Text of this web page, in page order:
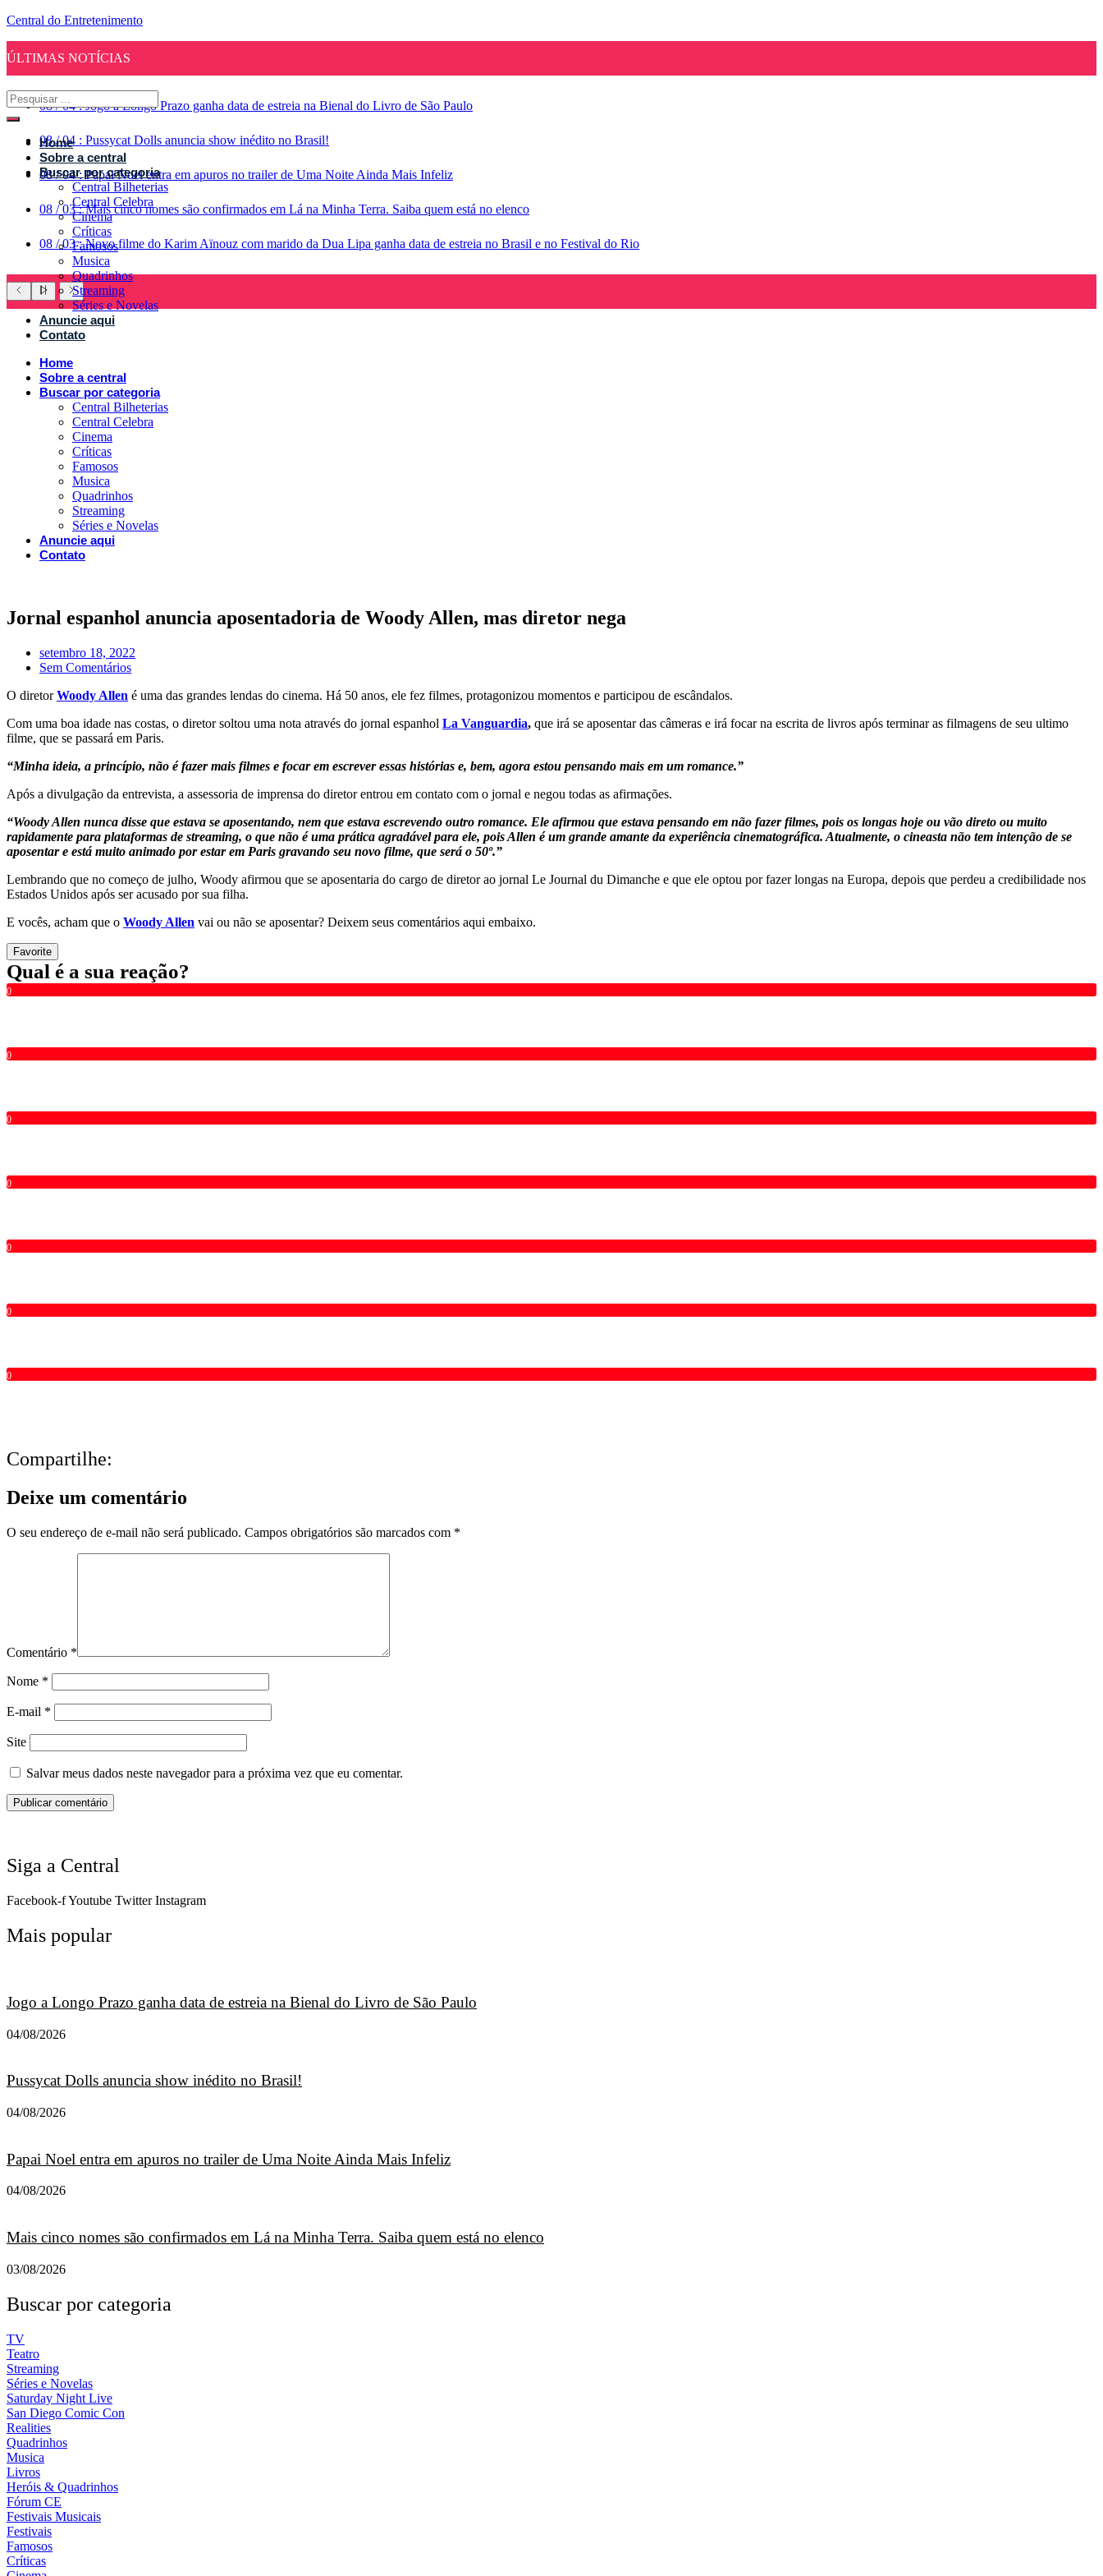
Central do Entretenimento
ÚLTIMAS NOTÍCIAS
08 / 04 : Jogo a Longo Prazo ganha data de estreia na Bienal do Livro de São Paulo
08 / 04 : Pussycat Dolls anuncia show inédito no Brasil!
08 / 04 : Papai Noel entra em apuros no trailer de Uma Noite Ainda Mais Infeliz
08 / 03 : Mais cinco nomes são confirmados em Lá na Minha Terra. Saiba quem está no elenco
08 / 03 : Novo filme do Karim Aïnouz com marido da Dua Lipa ganha data de estreia no Brasil e no Festival do Rio
Home
Sobre a central
Buscar por categoria
Central Bilheterias
Central Celebra
Cinema
Críticas
Famosos
Musica
Quadrinhos
Streaming
Séries e Novelas
Anuncie aqui
Contato
Home
Sobre a central
Buscar por categoria
Central Bilheterias
Central Celebra
Cinema
Críticas
Famosos
Musica
Quadrinhos
Streaming
Séries e Novelas
Anuncie aqui
Contato
Jornal espanhol anuncia aposentadoria de Woody Allen, mas diretor nega
setembro 18, 2022
Sem Comentários
O diretorWoody Allen é uma das grandes lendas do cinema. Há 50 anos, ele fez filmes, protagonizou momentos e participou de escândalos.
Com uma boa idade nas costas, o diretor soltou uma nota através do jornal espanhol La Vanguardia, que irá se aposentar das câmeras e irá focar na escrita de livros após terminar as filmagens de seu ultimo
filme, que se passará em Paris.
“Minha ideia, a princípio, não é fazer mais filmes e focar em escrever essas histórias e, bem, agora estou pensando mais em um romance.”
Após a divulgação da entrevista, a assessoria de imprensa do diretor entrou em contato com o jornal e negou todas as afirmações.
“Woody Allen nunca disse que estava se aposentando, nem que estava escrevendo outro romance. Ele afirmou que estava pensando em não fazer filmes, pois os longas hoje ou vão direto ou muito
rapidamente para plataformas de streaming, o que não é uma prática agradável para ele, pois Allen é um grande amante da experiência cinematográfica. Atualmente, o cineasta não tem intenção de se
aposentar e está muito animado por estar em Paris gravando seu novo filme, que será o 50º.”
Lembrando que no começo de julho, Woody afirmou que se aposentaria do cargo de diretor ao jornal Le Journal du Dimanche e que ele optou por fazer longas na Europa, depois que perdeu a credibilidade nos
Estados Unidos após ser acusado por sua filha.
E vocês, acham que o Woody Allen vai ou não se aposentar? Deixem seus comentários aqui embaixo.
Favorite
Qual é a sua reação?
0
0
0
0
0
0
0
Compartilhe:
Deixe um comentário
O seu endereço de e-mail não será publicado. Campos obrigatórios são marcados com *
Comentário *
Nome *
E-mail *
Site
Salvar meus dados neste navegador para a próxima vez que eu comentar.
Siga a Central
Facebook-fYoutube Twitter Instagram
Mais popular
Jogo a Longo Prazo ganha data de estreia na Bienal do Livro de São Paulo
04/08/2026
Pussycat Dolls anuncia show inédito no Brasil!
04/08/2026
Papai Noel entra em apuros no trailer de Uma Noite Ainda Mais Infeliz
04/08/2026
Mais cinco nomes são confirmados em Lá na Minha Terra. Saiba quem está no elenco
03/08/2026
Buscar por categoria
TV
Teatro
Streaming
Séries e Novelas
Saturday Night Live
San Diego Comic Con
Realities
Quadrinhos
Musica
Livros
Heróis & Quadrinhos
Fórum CE
Festivais Musicais
Festivais
Famosos
Críticas